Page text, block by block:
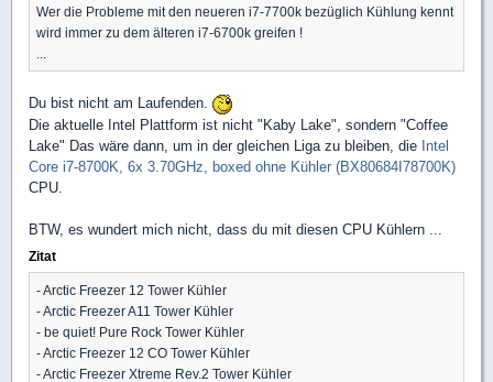
Wer die Probleme mit den neueren i7-7700k bezüglich Kühlung kennt
wird immer zu dem älteren i7-6700k greifen !
Du bist nicht am Laufenden.
Die aktuelle Intel Plattform ist nicht "Kaby Lake", sondern "Coffee
Lake" Das wäre dann, um in der gleichen Liga zu bleiben, die Intel
Core i7-8700K, 6x 3.70GHz, boxed ohne Kühler (BX80684I78700K)
CPU.
BTW, es wundert mich nicht, dass du mit diesen CPU Kühlern ...
Zitat
- Arctic Freezer 12 Tower Kühler
- Arctic Freezer A11 Tower Kühler
- be quiet! Pure Rock Tower Kühler
- Arctic Freezer 12 CO Tower Kühler
- Arctic Freezer Xtreme Rev.2 Tower Kühler